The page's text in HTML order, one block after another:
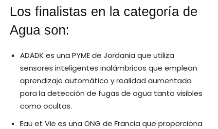
Los finalistas en la categoría de
Agua son:
ADADK es una PYME de Jordania que utiliza
sensores inteligentes inalámbricos que emplean
aprendizaje automático y realidad aumentada
para la detección de fugas de agua tanto visibles
como ocultas.
Eau et Vie es una ONG de Francia que proporciona